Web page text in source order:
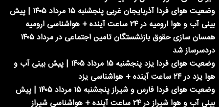
وضعیت هوای فردا آذربایجان غربی پنجشنبه ۱۵ مرداد ۱۴۰۵ | پیش
بینی آب و هوا ارومیه در ۲۴ ساعت آینده + هواشناسی ارومیه
همسان سازی حقوق بازنشستگان تامین اجتماعی در مرداد ۱۴۰۵
دردسرساز شد
وضعیت هوای فردا یزد پنجشنبه ۱۵ مرداد ۱۴۰۵ | پیش بینی آب و
هوا یزد در ۲۴ ساعت آینده + هواشناسی یزد
وضعیت هوای فردا فارس و شیراز پنجشنبه ۱۵ مرداد ۱۴۰۵ | پیش
بینی آب و هوا شیراز در ۲۴ ساعت آینده + هواشناسی شیراز